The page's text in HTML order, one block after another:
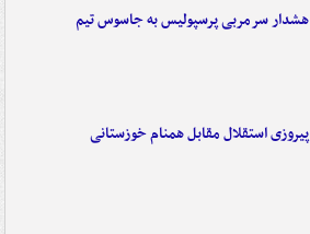
هشدار سرمربی پرسپولیس به جاسوس تیم
پیروزی استقلال مقابل همنام خوزستانی